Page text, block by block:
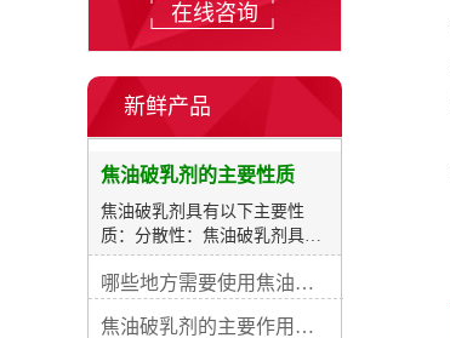
在线咨询
新鲜产品
焦油破乳剂的主要性质
焦油破乳剂具有以下主要性
质：分散性：焦油破乳剂具有
良好的分散性，能够将焦油颗
粒分散在液体中，防止其聚集
性：焦油破乳剂具有界面活
哪些地方需要使用焦油破乳剂
焦油破乳剂的主要作用是什么